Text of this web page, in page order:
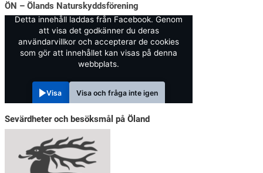
ÖN – Ölands Naturskyddsförening
Detta innehåll laddas från Facebook. Genom
att visa det godkänner du deras
användarvillkor och accepterar de cookies
som gör att innehållet kan visas på denna
webbplats.
Visa Visa och fråga inte igen
Sevärdheter och besöksmål på Öland